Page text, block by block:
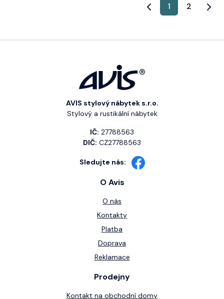
1 2
AVIS stylový nábytek s.r.o.
Stylový a rustikální nábytek
IČ: 27788563
DIČ: CZ27788563
Sledujte nás:
O Avis
O nás
Kontakty
Platba
Doprava
Reklamace
Prodejny
Kontakt na obchodní domy